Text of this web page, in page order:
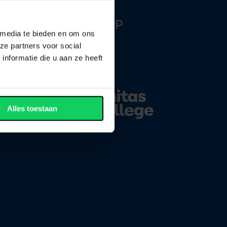
te bieden en om ons
partners voor social
die u aan ze heeft
Alles toestaan
Volg ons op